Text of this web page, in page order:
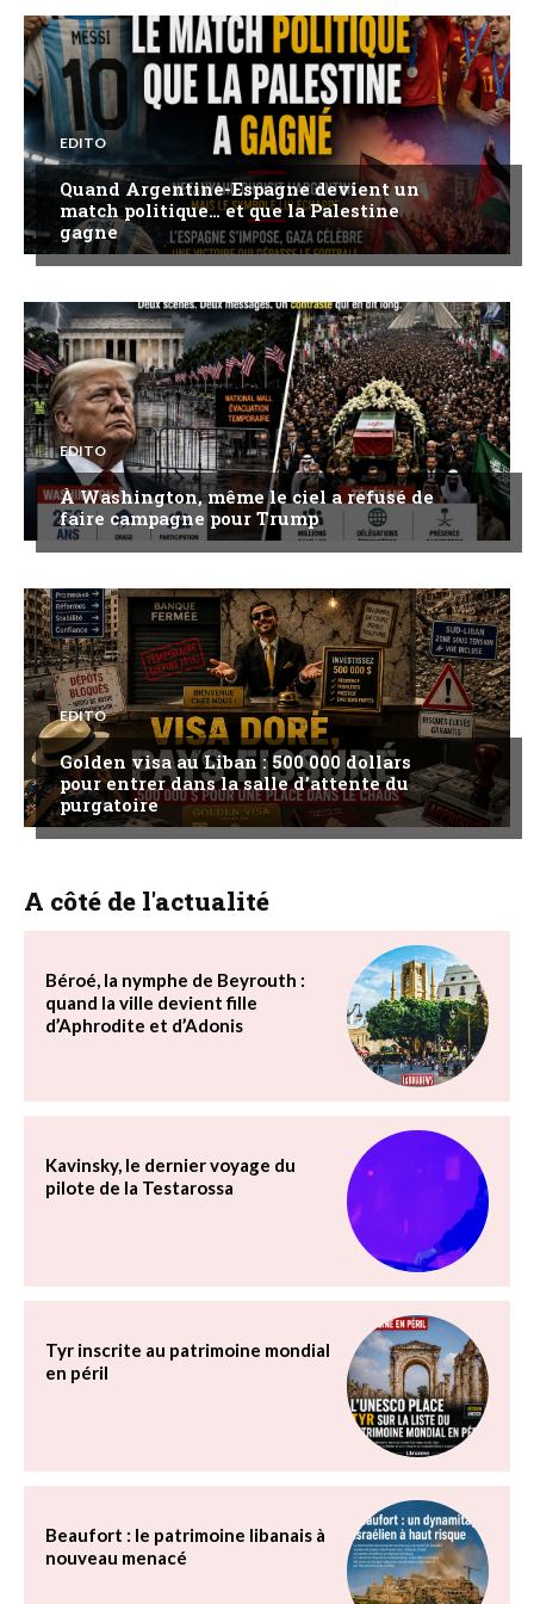
EDITO
Quand Argentine-Espagne devient un
match politique… et que la Palestine
gagne
EDITO
À Washington, même le ciel a refusé de
faire campagne pour Trump
EDITO
Golden visa au Liban : 500 000 dollars
pour entrer dans la salle d’attente du
purgatoire
A côté de l'actualité
Béroé, la nymphe de Beyrouth :
quand la ville devient fille
d’Aphrodite et d’Adonis
Kavinsky, le dernier voyage du
pilote de la Testarossa
Tyr inscrite au patrimoine mondial
en péril
Beaufort : le patrimoine libanais à
nouveau menacé